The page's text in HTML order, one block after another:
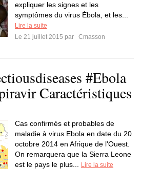
expliquer les signes et les
symptômes du virus Ébola, et les...
Lire la suite
Le 21 juillet 2015 par
Cmasson
#Ebola
Caractéristiques
Cas confirmés et probables de
maladie à virus Ebola en date du 20
octobre 2014 en Afrique de l'Ouest.
On remarquera que la Sierra Leone
est le pays le plus...
Lire la suite